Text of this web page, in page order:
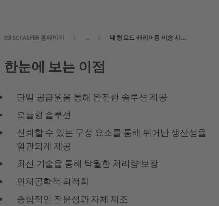
SSI SCHAEFER 홈페이지 ... 대형 로드 캐리어용 이송 시스템
한눈에 보는 이점
단일 공급원을 통해 완전한 솔루션 제공
모듈형 솔루션
신뢰할 수 있는 구성 요소를 통해 뛰어난 생산성을
일관되게 제공
최신 기술을 통해 탁월한 처리량 보장
인체공학적 최적화
종합적인 전문성과 자체 제조